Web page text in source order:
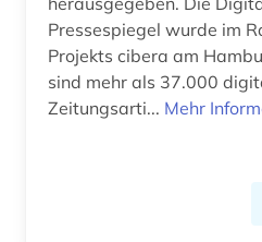
malerei (1)
maritime wirtschaft (1)
mathematik (1)
Pressespiegel wurde im
Projekts cibera am
sind mehr als 37.000
Zeitungsarti... Mehr